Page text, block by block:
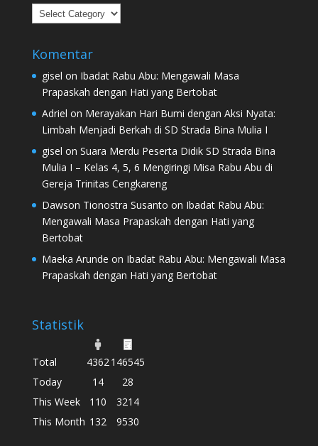
Kategori
Komentar
gisel on Ibadat Rabu Abu: Mengawali Masa
Prapaskah dengan Hati yang Bertobat
Adriel on Merayakan Hari Bumi dengan Aksi Nyata:
Limbah Menjadi Berkah di SD Strada Bina Mulia I
gisel on Suara Merdu Peserta Didik SD Strada Bina
Mulia I – Kelas 4, 5, 6 Mengiringi Misa Rabu Abu di
Gereja Trinitas Cengkareng
Dawson Tionostra Susanto on Ibadat Rabu Abu:
Mengawali Masa Prapaskah dengan Hati yang
Bertobat
Maeka Arunde on Ibadat Rabu Abu: Mengawali Masa
Prapaskah dengan Hati yang Bertobat
Statistik
Total 4362 146545
Today
14
28
This Week
110
3214
This Month 132 9530